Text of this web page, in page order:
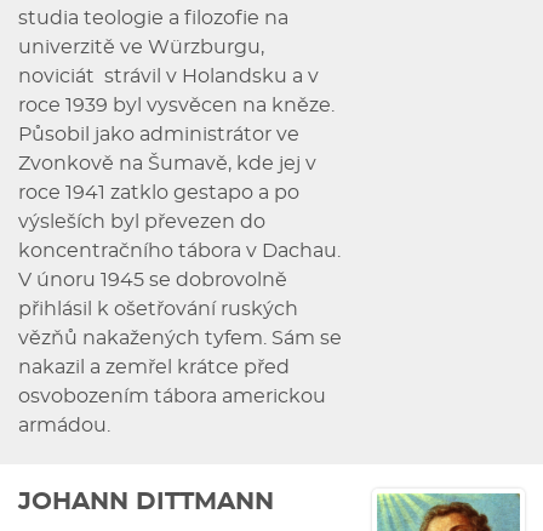
studia teologie a filozofie na
univerzitě ve Würzburgu,
noviciát strávil v Holandsku a v
roce 1939 byl vysvěcen na kněze.
Působil jako administrátor ve
Zvonkově na Šumavě, kde jej v
roce 1941 zatklo gestapo a po
výsleších byl převezen do
koncentračního tábora v Dachau.
V únoru 1945 se dobrovolně
přihlásil k ošetřování ruských
vězňů nakažených tyfem. Sám se
nakazil a zemřel krátce před
osvobozením tábora americkou
armádou.
JOHANN DITTMANN